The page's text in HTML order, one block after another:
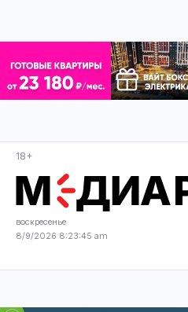
18+
воскресенье
8/9/2026 8:23:47 am